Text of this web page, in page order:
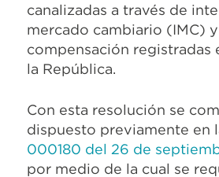
canalizadas a través de
mercado cambiario (IMC)
compensación registradas
la República.
Con esta resolución se
dispuesto previamente en
000180 del 26 de
por medio de la cual se